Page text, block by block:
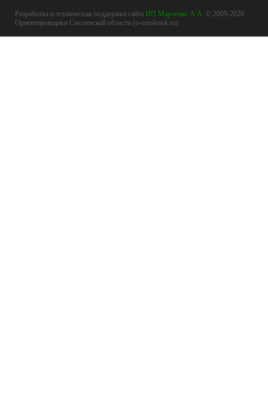
Разработка и техническая поддержка сайта ИП Марченко А.А. © 2009-2026
Ориентировщики Смоленской области (o-smolensk.ru)